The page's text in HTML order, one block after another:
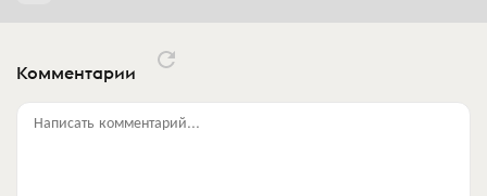
Комментарии
Написать комментарий...